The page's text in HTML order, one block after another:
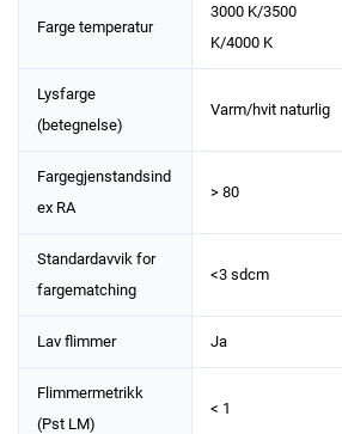
Farge temperatur
3000 K/3500
K/4000 K
Lysfarge
(betegnelse)
Varm/hvit naturlig
Fargegjenstandsind
ex RA
> 80
Standardavvik for
fargematching
<3 sdcm
Lav flimmer Ja
Flimmermetrikk
(Pst LM)
< 1